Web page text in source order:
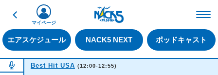
戻る
エアスケジュール NACK5 NEXT ポッドキャスト
マイページ
NOW ON AIR
Best Hit USA (12:00-12:55)